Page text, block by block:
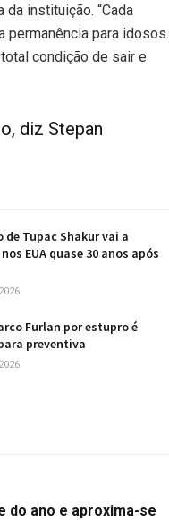
instituição. “Cada
permanência para idosos.
condição de sair e
diz Stepan
Tupac Shakur vai a
EUA quase 30 anos após
Furlan por estupro é
preventiva
do ano e aproxima-se